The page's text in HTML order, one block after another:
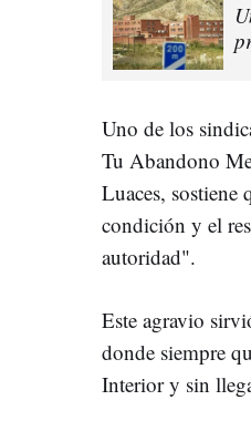
Uno de los
Tu Abandono
Luaces, sostiene
condición y el
autoridad".
Este agravio
donde siempre
Interior y sin